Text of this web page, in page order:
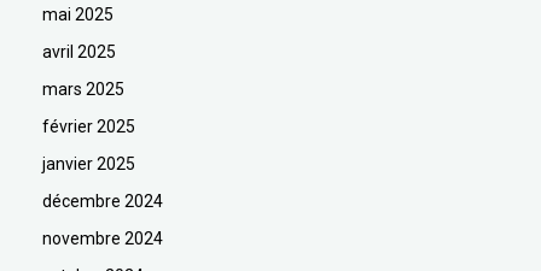
mai 2025
avril 2025
mars 2025
février 2025
janvier 2025
décembre 2024
novembre 2024